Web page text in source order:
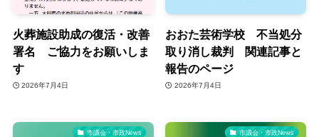
火葬施設助成の復活・改善
署名 ご協力をお願いしま
す
2026年7月4日
おおた芸術学校 不当処分
取り消し裁判 関連記事と
報告のページ
2026年7月4日
市議会・市政News 市議会・市政News